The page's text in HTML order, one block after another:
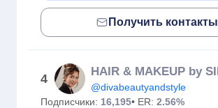
Получить контакты
4
@divabeautyandstyle
Подписчики: 16,195• ER: 2.56%